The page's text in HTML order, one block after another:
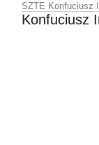
SZTE Konfuciusz
Konfuciusz